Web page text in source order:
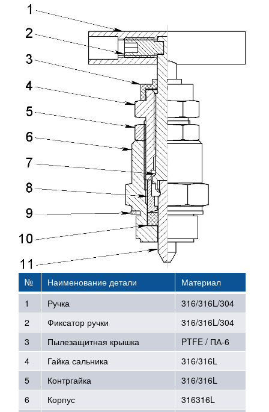
№ Наименование детали
Материал
1
Ручка
316/316L/304
2
Фиксатор ручки
316/316L/304
3
Пылезащитная крышка
PTFE / ПА-6
4
Гайка сальника
316/316L
5
Контргайка
316/316L
6
Корпус
316316L